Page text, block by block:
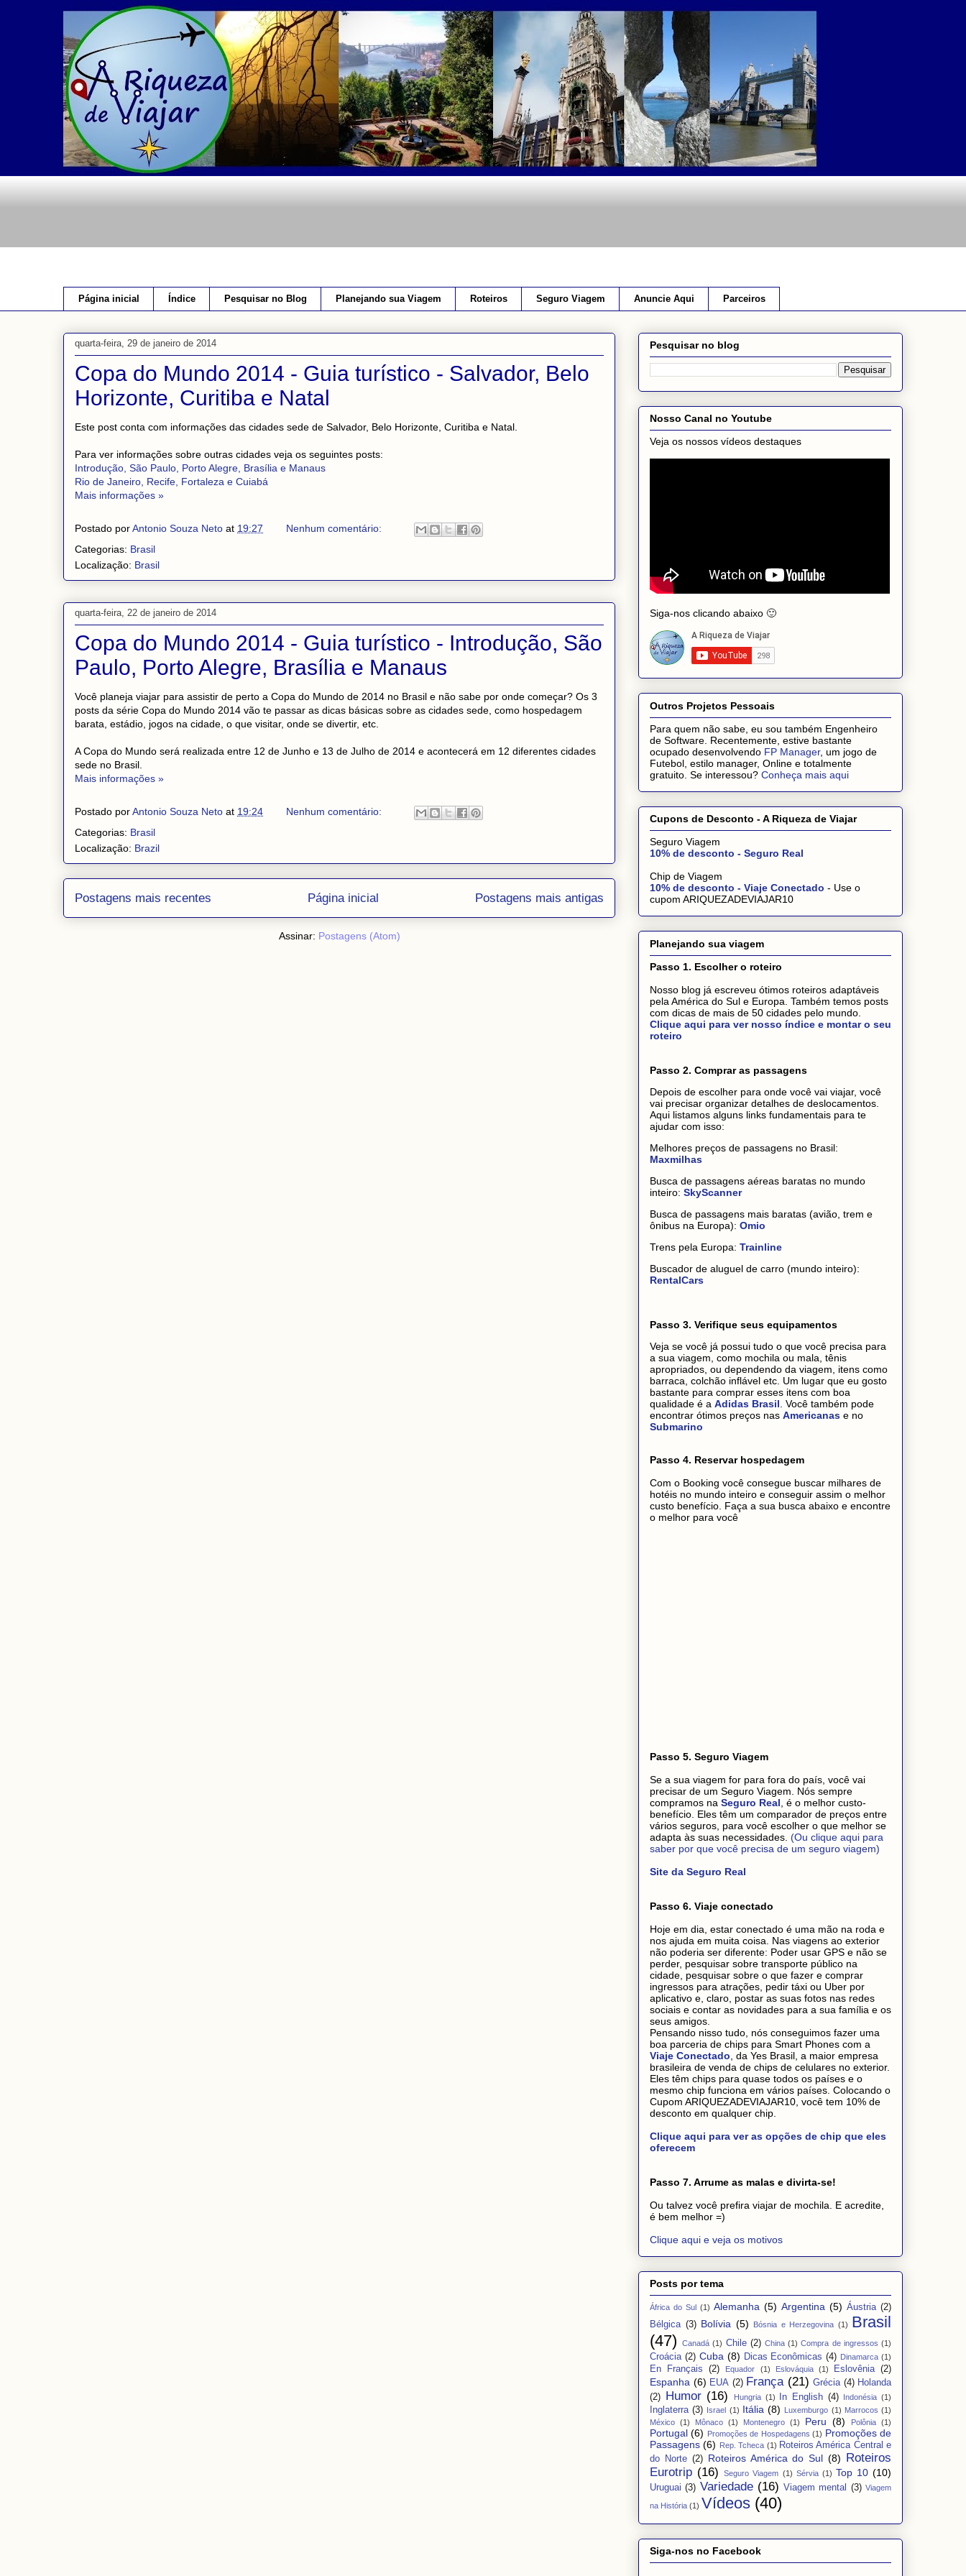
Página inicial Índice Pesquisar no Blog Planejando sua Viagem Roteiros Seguro Viagem Anuncie Aqui Parceiros
quarta-feira, 29 de janeiro de 2014
Copa do Mundo 2014 - Guia turístico - Salvador, Belo
Horizonte, Curitiba e Natal
Este post conta com informações das cidades sede de Salvador, Belo Horizonte, Curitiba e Natal.
Para ver informações sobre outras cidades veja os seguintes posts:
Introdução, São Paulo, Porto Alegre, Brasília e Manaus
Rio de Janeiro, Recife, Fortaleza e Cuiabá
Mais informações »
Postado porAntonio Souza Neto at 19:27
Nenhum comentário:
Categorias: Brasil
Localização: Brasil
quarta-feira, 22 de janeiro de 2014
Copa do Mundo 2014 - Guia turístico - Introdução, São
Paulo, Porto Alegre, Brasília e Manaus
Você planeja viajar para assistir de perto a Copa do Mundo de 2014 no Brasil e não sabe por onde começar? Os 3
posts da série Copa do Mundo 2014 vão te passar as dicas básicas sobre as cidades sede, como hospedagem
barata, estádio, jogos na cidade, o que visitar, onde se divertir, etc.
A Copa do Mundo será realizada entre 12 de Junho e 13 de Julho de 2014 e acontecerá em 12 diferentes cidades
sede no Brasil.
Mais informações »
Postado porAntonio Souza Neto at 19:24
Nenhum comentário:
Categorias: Brasil
Localização: Brazil
Postagens mais recentes Postagens mais antigas
Página inicial
Assinar: Postagens (Atom)
Pesquisar no blog
Nosso Canal no Youtube
Veja os nossos vídeos destaques
Siga-nos clicando abaixo 🙂
Outros Projetos Pessoais
Para quem não sabe, eu sou também Engenheiro
de Software. Recentemente, estive bastante
ocupado desenvolvendo FP Manager, um jogo de
Futebol, estilo manager, Online e totalmente
gratuito. Se interessou? Conheça mais aqui
Cupons de Desconto - A Riqueza de Viajar
Seguro Viagem
10% de desconto - Seguro Real
Chip de Viagem
10% de desconto - Viaje Conectado - Use o
cupom ARIQUEZADEVIAJAR10
Planejando sua viagem
Passo 1. Escolher o roteiro
Nosso blog já escreveu ótimos roteiros adaptáveis
pela América do Sul e Europa. Também temos posts
com dicas de mais de 50 cidades pelo mundo.
Clique aqui para ver nosso índice e montar o seu
roteiro
Passo 2. Comprar as passagens
Depois de escolher para onde você vai viajar, você
vai precisar organizar detalhes de deslocamentos.
Aqui listamos alguns links fundamentais para te
ajudar com isso:
Melhores preços de passagens no Brasil:
Maxmilhas
Busca de passagens aéreas baratas no mundo
inteiro: SkyScanner
Busca de passagens mais baratas (avião, trem e
ônibus na Europa): Omio
Trens pela Europa: Trainline
Buscador de aluguel de carro (mundo inteiro):
RentalCars
Passo 3. Verifique seus equipamentos
Veja se você já possui tudo o que você precisa para
a sua viagem, como mochila ou mala, tênis
apropriados, ou dependendo da viagem, itens como
barraca, colchão inflável etc. Um lugar que eu gosto
bastante para comprar esses itens com boa
qualidade é a Adidas Brasil . Você também pode
encontrar ótimos preços nas Americanas e no
Submarino
Passo 4. Reservar hospedagem
Com o Booking você consegue buscar milhares de
hotéis no mundo inteiro e conseguir assim o melhor
custo benefício. Faça a sua busca abaixo e encontre
o melhor para você
Passo 5. Seguro Viagem
Se a sua viagem for para fora do país, você vai
precisar de um Seguro Viagem. Nós sempre
compramos na Seguro Real , é o melhor custo-
benefício. Eles têm um comparador de preços entre
vários seguros, para você escolher o que melhor se
adapta às suas necessidades. (Ou clique aqui para
saber por que você precisa de um seguro viagem)
Site da Seguro Real
Passo 6. Viaje conectado
Hoje em dia, estar conectado é uma mão na roda e
nos ajuda em muita coisa. Nas viagens ao exterior
não poderia ser diferente: Poder usar GPS e não se
perder, pesquisar sobre transporte público na
cidade, pesquisar sobre o que fazer e comprar
ingressos para atrações, pedir táxi ou Uber por
aplicativo e, claro, postar as suas fotos nas redes
sociais e contar as novidades para a sua família e os
seus amigos.
Pensando nisso tudo, nós conseguimos fazer uma
boa parceria de chips para Smart Phones com a
Viaje Conectado , da Yes Brasil, a maior empresa
brasileira de venda de chips de celulares no exterior.
Eles têm chips para quase todos os países e o
mesmo chip funciona em vários países. Colocando o
Cupom ARIQUEZADEVIAJAR10, você tem 10% de
desconto em qualquer chip.
Clique aqui para ver as opções de chip que eles
oferecem
Passo 7. Arrume as malas e divirta-se!
Ou talvez você prefira viajar de mochila. E acredite,
é bem melhor =)
Clique aqui e veja os motivos
Posts por tema
África do Sul (1) Alemanha (5) Argentina (5) Áustria (2)
Bélgica (3) Bolívia (5) Bósnia e Herzegovina (1) Brasil
(47)
Canadá (1) Chile (2) China (1) Compra de ingressos (1)
Croácia (2) Cuba (8) Dicas Econômicas (4) Dinamarca (1)
En Français (2) Equador (1) Eslováquia (1) Eslovênia (2)
Espanha (6) EUA (2) França (21) Grécia (4) Holanda
(2) Humor (16) Hungria (1) In English (4) Indonésia (1)
Inglaterra (3) Israel (1) Itália (8) Luxemburgo (1) Marrocos (1)
México (1) Mônaco (1) Montenegro (1) Peru (8) Polônia (1)
Portugal (6) Promoções de Hospedagens (1) Promoções de
Passagens (6) Rep. Tcheca (1) Roteiros América Central e
do Norte (2) Roteiros América do Sul (8) Roteiros
Eurotrip (16) Seguro Viagem (1) Sérvia (1) Top 10 (10)
Uruguai (3) Variedade (16) Viagem mental (3) Viagem
na História (1) Vídeos (40)
Siga-nos no Facebook